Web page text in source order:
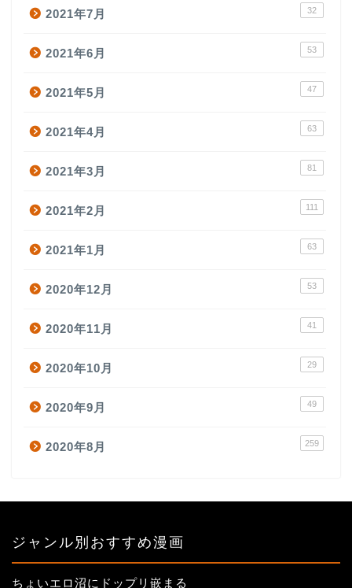
2021年7月 32
2021年6月 53
2021年5月 47
2021年4月 63
2021年3月 81
2021年2月 111
2021年1月 63
2020年12月 53
2020年11月 41
2020年10月 29
2020年9月 49
2020年8月 259
ジャンル別おすすめ漫画
ちょいエロ沼にドップリ嵌まる